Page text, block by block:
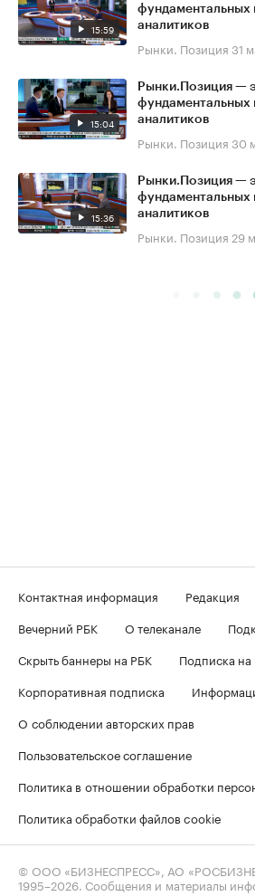
15:59
фундаментальных
аналитиков
Рынки. Позиция 31
15:04
Рынки.Позиция —
фундаментальных
аналитиков
Рынки. Позиция 30
15:36
Рынки.Позиция —
фундаментальных
аналитиков
Рынки. Позиция 29
Контактная информация Редакция
Вечерний РБК
О телеканале
Скрыть баннеры на РБК
Подписка
Корпоративная подписка
О соблюдении авторских прав
Пользовательское соглашение
Политика в отношении обработки
Политика обработки файлов cookie
© ООО «БИЗНЕСПРЕСС», АО
1995–2026 . Сообщения и материалы